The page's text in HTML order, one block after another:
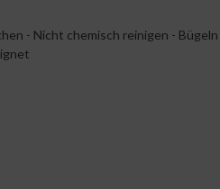
- Nicht chemisch reinigen - Bügeln